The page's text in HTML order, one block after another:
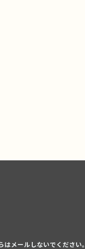
メールしないでください。